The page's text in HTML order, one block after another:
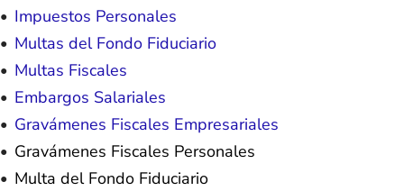
Impuestos Personales
Multas del Fondo Fiduciario
Multas Fiscales
Embargos Salariales
Gravámenes Fiscales Empresariales
Gravámenes Fiscales Personales
Multa del Fondo Fiduciario